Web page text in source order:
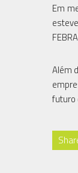
Em
Além
futuro